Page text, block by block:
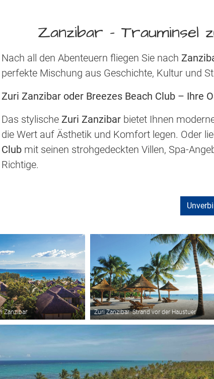
Zanzibar - Trauminsel
Nach all den Abenteuern fliegen Sie nach
perfekte Mischung aus Geschichte, Kultur und
Zuri Zanzibar oder Breezes Beach Club – Ihre
Das stylische Zuri Zanzibar bietet Ihnen
die Wert auf Ästhetik und Komfort legen. Oder
Club mit seinen strohgedeckten Villen, Spa-
Richtige.
Zanzibar Zuri Zanzibar: Strand vor der Haustuer